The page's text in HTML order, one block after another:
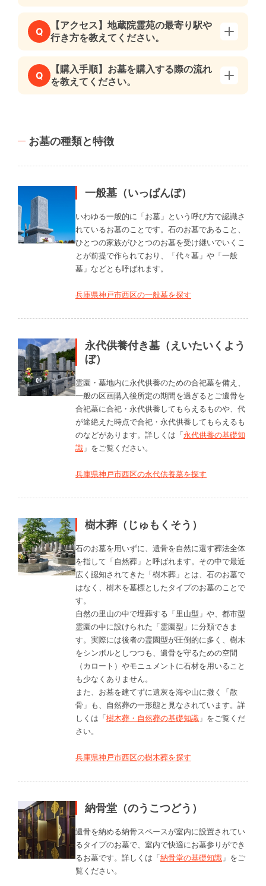
Q
【アクセス】地蔵院霊苑の最寄り駅や
行き方を教えてください。
Q
【購入手順】お墓を購入する際の流れ
を教えてください。
お墓の種類と特徴
一般墓（いっぱんぼ）
いわゆる一般的に「お墓」という呼び方で認識さ
れているお墓のことです。石のお墓であること、
ひとつの家族がひとつのお墓を受け継いでいくこ
とが前提で作られており、「代々墓」や「一般
墓」などとも呼ばれます。
兵庫県神戸市西区の一般墓を探す
永代供養付き墓（えいたいくよう
ぼ）
霊園・墓地内に永代供養のための合祀墓を備え、
一般の区画購入後所定の期間を過ぎるとご遺骨を
合祀墓に合祀・永代供養してもらえるものや、代
が途絶えた時点で合祀・永代供養してもらえるも
のなどがあります。詳しくは「永代供養の基礎知
識 」をご覧ください。
兵庫県神戸市西区の永代供養墓を探す
樹木葬（じゅもくそう）
石のお墓を用いずに、遺骨を自然に還す葬法全体
を指して「自然葬」と呼ばれます。その中で最近
広く認知されてきた「樹木葬」とは、石のお墓で
はなく、樹木を墓標としたタイプのお墓のことで
す。
自然の里山の中で埋葬する「里山型」や、都市型
霊園の中に設けられた「霊園型」に分類できま
す。実際には後者の霊園型が圧倒的に多く、樹木
をシンボルとしつつも、遺骨を守るための空間
（カロート）やモニュメントに石材を用いること
も少なくありません。
また、お墓を建てずに遺灰を海や山に撒く「散
骨」も、自然葬の一形態と見なされています。詳
しくは「樹木葬・自然葬の基礎知識 」をご覧くだ
さい。
兵庫県神戸市西区の樹木葬を探す
納骨堂（のうこつどう）
遺骨を納める納骨スペースが室内に設置されてい
るタイプのお墓で、室内で快適にお墓参りができ
るお墓です。詳しくは「納骨堂の基礎知識 」をご
覧ください。